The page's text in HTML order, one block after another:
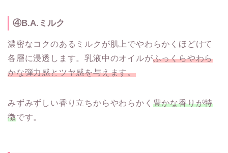
④B.A.ミルク
濃密なコクのあるミルクが肌上でやわらかくほどけて
各層に浸透します。乳液中のオイルがふっくらやわら
かな弾力感とツヤ感を与えます。
みずみずしい香り立ちからやわらかく 豊かな香りが特
徴です。